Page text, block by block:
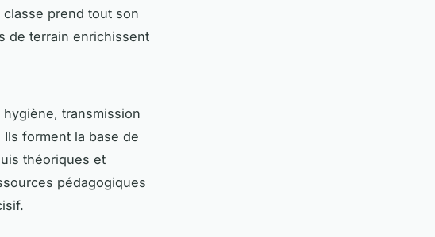
prend tout son
de terrain enrichissent
transmission
forment la base de
théoriques et
pédagogiques